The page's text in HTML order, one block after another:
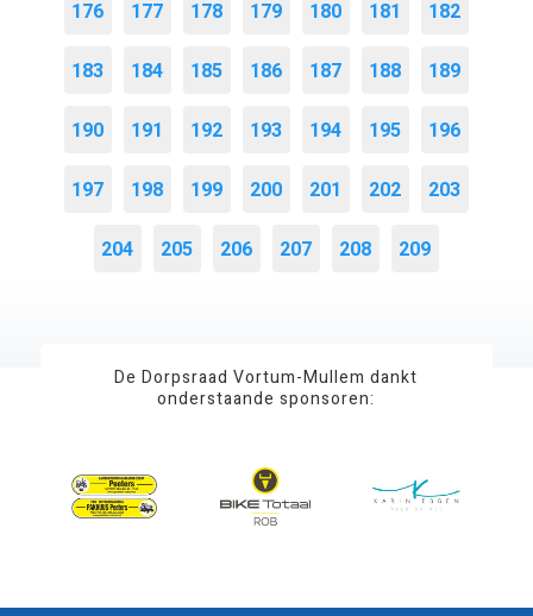
176 177 178 179 180 181 182
183 184 185 186 187 188 189
190 191 192 193 194 195 196
197 198 199 200 201 202 203
204 205 206 207 208 209
De Dorpsraad Vortum-Mullem dankt
onderstaande sponsoren: